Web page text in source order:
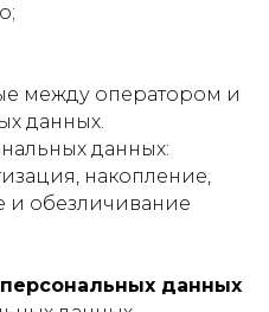
между оператором и
данных.
данных:
накопление,
и обезличивание
данных